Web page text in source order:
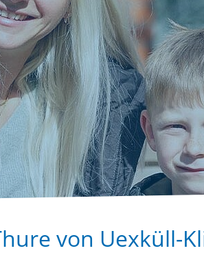
von Uexküll-